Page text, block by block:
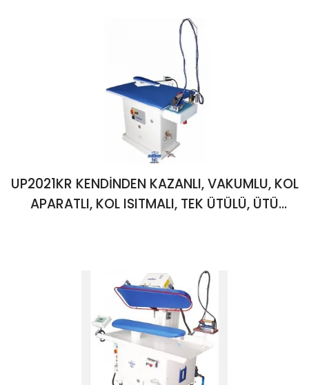
UP2021KR KENDİNDEN KAZANLI, VAKUMLU, KOL
APARATLI, KOL ISITMALI, TEK ÜTÜLÜ, ÜTÜ